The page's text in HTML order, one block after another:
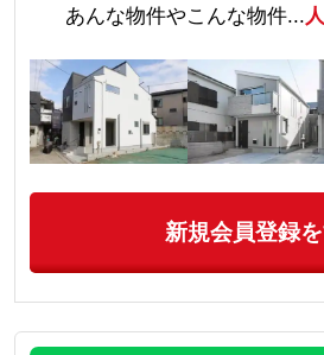
あんな物件やこんな物件...
新規会員登録